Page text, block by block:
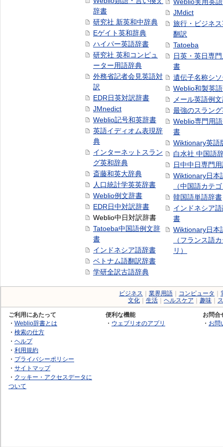
辞書
研究社 新英和中辞典
Eゲイト英和辞典
ハイパー英語辞書
研究社 英和コンピュ
ーター用語辞典
外務省記者会見英語対
訳
EDR日英対訳辞書
JMnedict
Weblio記号和英辞書
英語イディオム表現辞
典
インターネットスラン
グ英和辞典
斎藤和英大辞典
人口統計学英英辞書
Weblio例文辞書
EDR日中対訳辞書
Weblio中日対訳辞書
Tatoeba中国語例文辞
書
インドネシア語辞書
ベトナム語翻訳辞書
学研全訳古語辞典
JMdict
旅行・ビジネ
翻訳
Tatoeba
日英・英日専
書
遺伝子名称シ
Weblio和製英
メール英語例
最強のスラン
Weblio専門用
書
Wiktionary英語
白水社 中国語
日中中日専門
Wiktionary日本
（中国語カテ
韓国語単語辞書
インドネシア
書
Wiktionary日本
（フランス語
リ）
ビジネス 業界用語 コンピュータ
文化
生活 ヘルスケア 趣味
ご利用にあたって
・ Weblio辞書とは
・ 検索の仕方
・ ヘルプ
・ 利用規約
・ プライバシーポリシー
・ サイトマップ
・ クッキー・アクセスデータに
ついて
便利な機能
・ ウェブリオのアプリ
お問合
・ お問